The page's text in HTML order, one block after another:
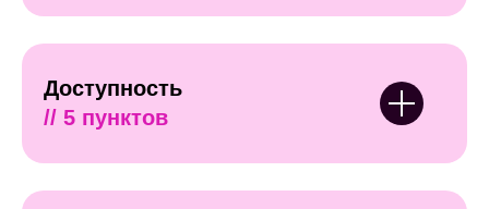
Доступность
// 5 пунктов